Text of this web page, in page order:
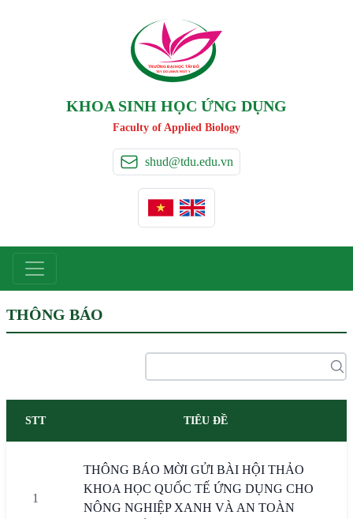
TRƯỜNG ĐẠI HỌC TÂY ĐÔ
TAY DO UNIVERSIT Y
KHOA SINH HỌC ỨNG DỤNG
Faculty of Applied Biology
shud@tdu.edu.vn
THÔNG BÁO
STT TIÊU ĐỀ
1
THÔNG BÁO MỜI GỬI BÀI HỘI THẢO
KHOA HỌC QUỐC TẾ ỨNG DỤNG CHO
NÔNG NGHIỆP XANH VÀ AN TOÀN